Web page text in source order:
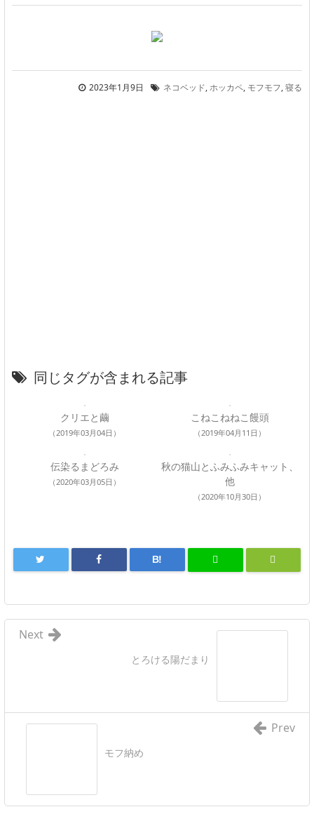
2023年1月9日 ネコベッド,ホッカペ, モフモフ,寝る
同じタグが含まれる記事
クリエと繭
（2019年03月04日）
こねこねねこ饅頭
（2019年04月11日）
伝染るまどろみ
（2020年03月05日）
秋の猫山とふみふみキャット、
他
（2020年10月30日）
B!
とろける陽だまり
Next
モフ納め
Prev